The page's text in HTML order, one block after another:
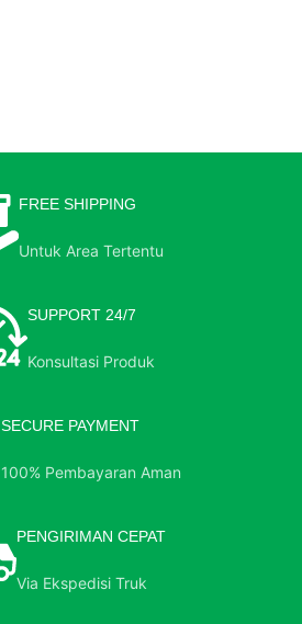
FREE SHIPPING
Untuk Area Tertentu
SUPPORT 24/7
Konsultasi Produk
SECURE PAYMENT
100% Pembayaran Aman
PENGIRIMAN CEPAT
Via Ekspedisi Truk